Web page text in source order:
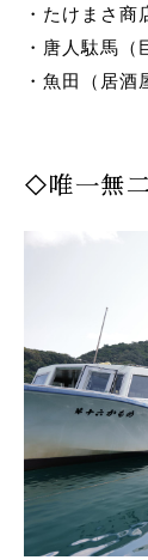
・たけまさ商
・唐人駄馬（
・魚田（居酒
◇唯一無